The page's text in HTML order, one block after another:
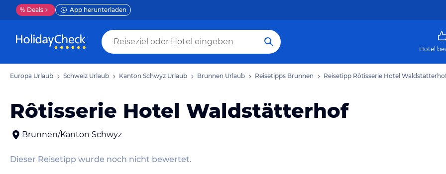
% Deals App herunterladen
Hotel
Europa Urlaub Schweiz Urlaub Kanton Schwyz Urlaub Brunnen Urlaub Reisetipps Brunnen Reisetipp Rôtisserie Hotel
Rôtisserie Hotel Waldstätterhof
Brunnen/Kanton Schwyz
Dieser Reisetipp wurde noch nicht bewertet.